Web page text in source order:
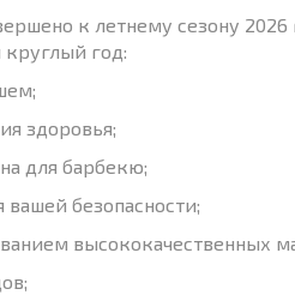
к летнему сезону 2026
год:
здоровья;
для барбекю;
безопасности;
высококачественных